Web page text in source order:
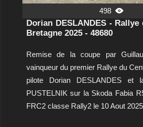
498 
Dorian DESLANDES - Rallye
Bretagne 2025 - 48680
Remise de la coupe par
vainqueur du premier Rallye du
pilote Dorian DESLANDES et
PUSTELNIK sur la Skoda Fabia
FRC2 classe Rally2 le 10 Aout 2025